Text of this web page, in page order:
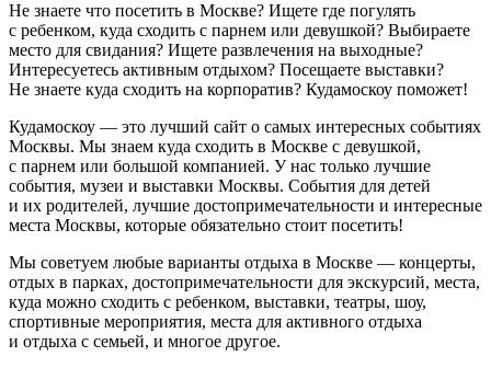
Не знаете что посетить в Москве? Ищете где погулять
с ребенком, куда сходить с парнем или девушкой? Выбираете
место для свидания? Ищете развлечения на выходные?
Интересуетесь активным отдыхом? Посещаете выставки?
Не знаете куда сходить на корпоратив? Кудамоскоу поможет!
Кудамоскоу — это лучший сайт о самых интересных событиях
Москвы. Мы знаем куда сходить в Москве с девушкой,
с парнем или большой компанией. У нас только лучшие
события, музеи и выставки Москвы. События для детей
и их родителей, лучшие достопримечательности и интересные
места Москвы, которые обязательно стоит посетить!
Мы советуем любые варианты отдыха в Москве — концерты,
отдых в парках, достопримечательности для экскурсий, места,
куда можно сходить с ребенком, выставки, театры, шоу,
спортивные мероприятия, места для активного отдыха
и отдыха с семьей, и многое другое.